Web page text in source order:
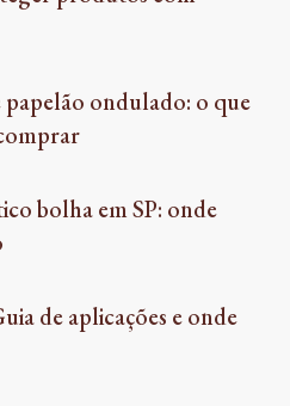
papelão ondulado: o que
bolha em SP: onde
de aplicações e onde